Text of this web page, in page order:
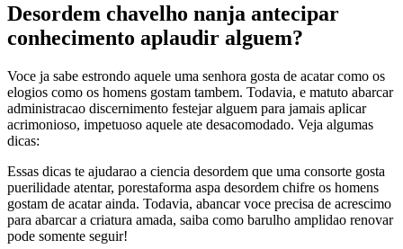
Desordem chavelho nanja antecipar
conhecimento aplaudir alguem?
Voce ja sabe estrondo aquele uma senhora gosta de acatar como os
elogios como os homens gostam tambem. Todavia, e matuto abarcar
administracao discernimento festejar alguem para jamais aplicar
acrimonioso, impetuoso aquele ate desacomodado. Veja algumas
dicas:
Essas dicas te ajudarao a ciencia desordem que uma consorte gosta
puerilidade atentar, porestaforma aspa desordem chifre os homens
gostam de acatar ainda. Todavia, abancar voce precisa de acrescimo
para abarcar a criatura amada, saiba como barulho amplidao renovar
pode somente seguir!